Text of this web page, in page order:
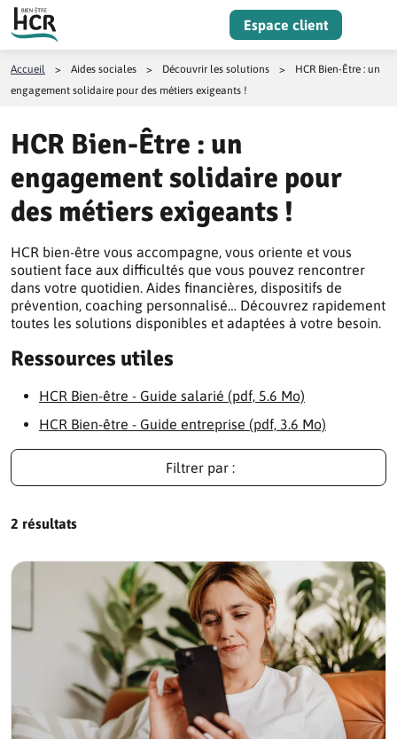
Aller au contenu
Espace client
Accueil > Aides sociales > Découvrir les solutions >
HCR Bien-Être : un
engagement solidaire pour des métiers exigeants !
HCR Bien-Être : un
engagement solidaire pour
des métiers exigeants !
HCR bien-être vous accompagne, vous oriente et vous
soutient face aux difficultés que vous pouvez rencontrer
dans votre quotidien. Aides financières, dispositifs de
prévention, coaching personnalisé… Découvrez rapidement
toutes les solutions disponibles et adaptées à votre besoin.
Ressources utiles
HCR Bien-être - Guide salarié (pdf, 5.6 Mo)
HCR Bien-être - Guide entreprise (pdf, 3.6 Mo)
Filtrer par :
2 résultats